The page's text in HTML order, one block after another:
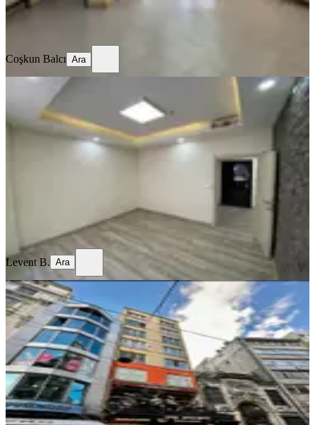
Coşkun Balcı
Coşkun Balcı Ara
YENİ
Kiralık Ofis
Sakarya, Adapazarı
35 m²· 06.08.2026
Levent B. Ara
YENİ
İstiklal Caddesi Yakınında Manzaralı,
Mutfaklı Kiralık Ofis
İstanbul, Beyoğlu
1 Oda·55 m²·7. Kat·05.08.2026
47.500 ₺